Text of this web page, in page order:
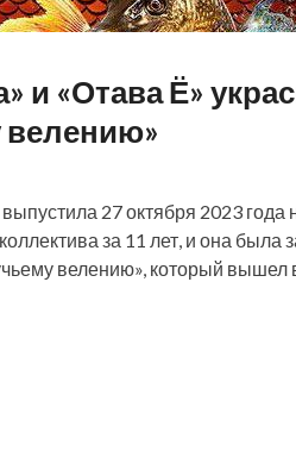
и «Отава Ё»
27 октября 2023
за 11 лет, и она
велению», который вышел